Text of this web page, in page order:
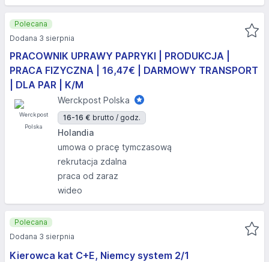
PRACOWNIK UPRAWY PAPRYKI | PRODUKCJA |
PRACA FIZYCZNA | 16,47€ | DARMOWY TRANSPORT
| DLA PAR | K/M
Werckpost Polska
16-16 € brutto / godz.
Holandia
umowa o pracę tymczasową
rekrutacja zdalna
praca od zaraz
wideo
Polecana
Dodana 3 sierpnia
Kierowca kat C+E, Niemcy system 2/1
Polecana
Dodana 3 sierpnia